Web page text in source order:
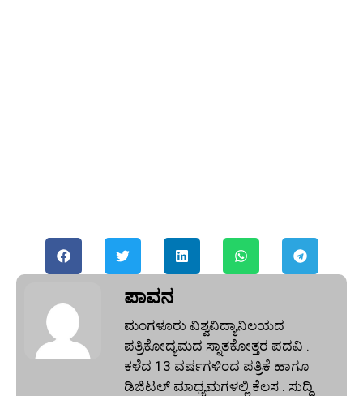
ಪಾವನ
ಮಂಗಳೂರು ವಿಶ್ವವಿದ್ಯಾನಿಲಯದ
ಪತ್ರಿಕೋದ್ಯಮದ ಸ್ನಾತಕೋತ್ತರ ಪದವಿ .
ಕಳೆದ 13 ವರ್ಷಗಳಿಂದ ಪತ್ರಿಕೆ ಹಾಗೂ
ಡಿಜಿಟಲ್ ಮಾಧ್ಯಮಗಳಲ್ಲಿ ಕೆಲಸ . ಸುದ್ದಿ